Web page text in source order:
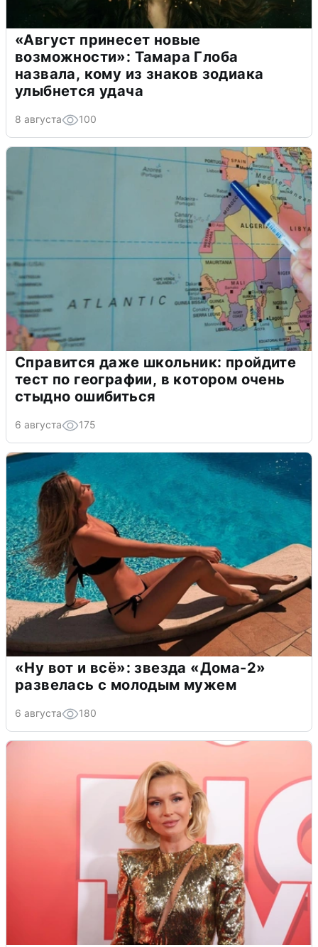
«Август принесет новые
возможности»: Тамара Глоба
назвала, кому из знаков зодиака
улыбнется удача
8 августа 100
Справится даже школьник: пройдите
тест по географии, в котором очень
стыдно ошибиться
6 августа 175
«Ну вот и всё»: звезда «Дома-2»
развелась с молодым мужем
6 августа 180